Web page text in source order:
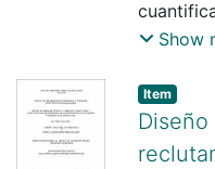
Elena
trabajo
sucursal
Show
Item